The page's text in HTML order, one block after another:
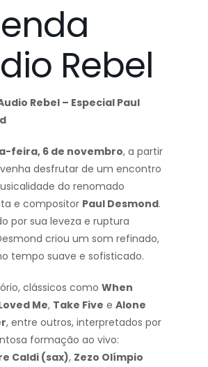
Rebel
Rebel – Especial Paul
feira, 6 de novembro, a partir
desfrutar de um encontro
do renomado
e compositor Paul Desmond.
por sua leveza e ruptura
criou um som refinado,
tempo suave e sofisticado.
clássicos como When
Me, Take Five e Alone
, entre outros, interpretados por
formação ao vivo:
Caldi (sax), Zezo Olímpio